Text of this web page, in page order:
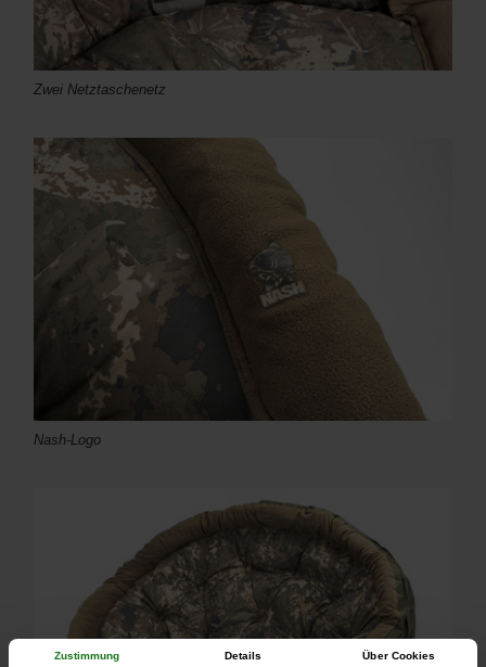
Zustimmung Details Über Cookies
Zwei Netztaschenetz
Nash-Logo